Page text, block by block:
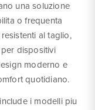
una soluzione
o frequenta
al taglio,
dispositivi
moderno e
quotidiano.
i modelli piu